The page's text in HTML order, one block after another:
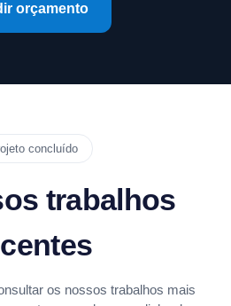
orçamento
concluído
trabalhos
os nossos trabalhos mais